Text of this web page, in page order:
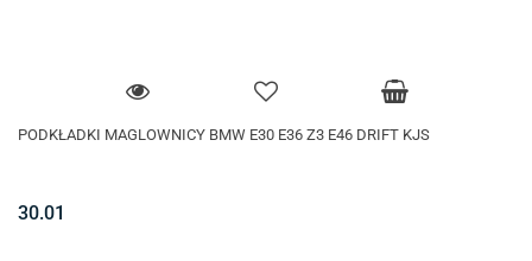
PODKŁADKI MAGLOWNICY BMW E30 E36 Z3 E46 DRIFT KJS
30.01